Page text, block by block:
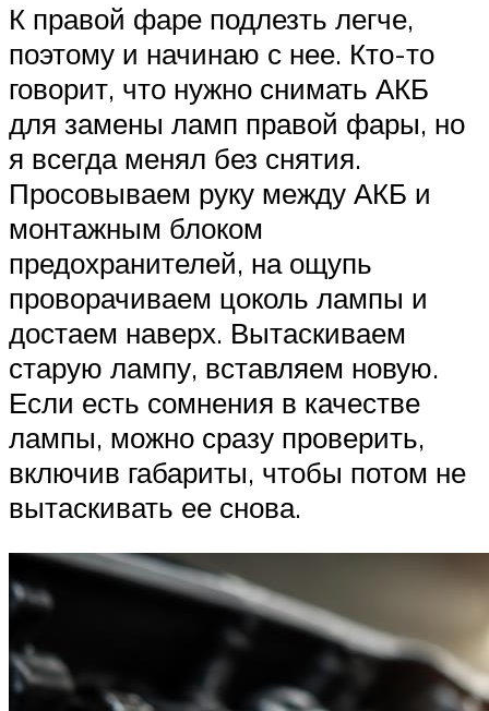
К правой фаре подлезть легче,
поэтому и начинаю с нее. Кто-то
говорит, что нужно снимать АКБ
для замены ламп правой фары, но
я всегда менял без снятия.
Просовываем руку между АКБ и
монтажным блоком
предохранителей, на ощупь
проворачиваем цоколь лампы и
достаем наверх. Вытаскиваем
старую лампу, вставляем новую.
Если есть сомнения в качестве
лампы, можно сразу проверить,
включив габариты, чтобы потом не
вытаскивать ее снова.